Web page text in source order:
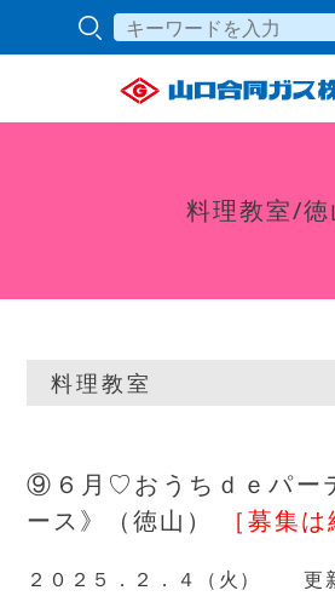
料理教室/徳
料理教室
⑨６月♡おうちｄｅパー
ース》（徳山）
［募集
２０２５．２．４（火） 更